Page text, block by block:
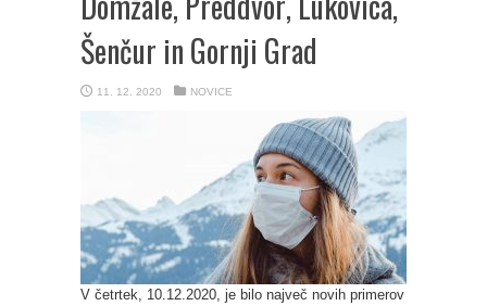
Šenčur in Gornji Grad
11. 12. 2020 NOVICE
V četrtek, 10.12.2020, je bilo največ novih primerov